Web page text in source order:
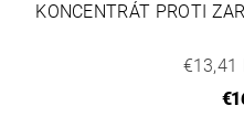
KONCENTRÁT PROTI
€13,41